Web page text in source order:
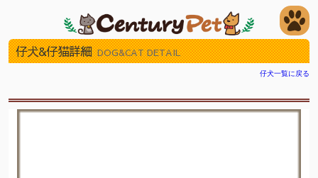
仔犬&仔猫詳細 DOG&CAT DETAIL
仔犬一覧に戻る